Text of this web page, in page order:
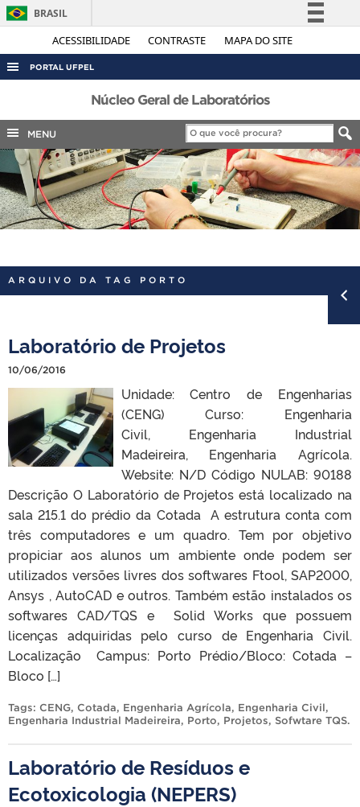
ACESSIBILIDADE CONTRASTE MAPA DO SITE
BRASIL
Simplifique!
Legislação
Canais
PORTAL UFPEL
ACESSO À INFORMAÇÃO
AUDITORIA
COBALTO
CONCURSOS
EDITAIS
INTERNACIONAL
PORTARIAS
Núcleo Geral de Laboratórios
MENU
ARQUIVO DA TAG PORTO
Laboratório de Projetos
10/06/2016
Unidade: Centro de Engenharias
(CENG) Curso: Engenharia
Civil, Engenharia Industrial
Madeireira, Engenharia Agrícola.
Website: N/D Código NULAB: 90188
Descrição O Laboratório de Projetos está localizado na
sala 215.1 do prédio da Cotada A estrutura conta com
três computadores e um quadro. Tem por objetivo
propiciar aos alunos um ambiente onde podem ser
utilizados versões livres dos softwares Ftool, SAP2000,
Ansys , AutoCAD e outros. Também estão instalados os
softwares CAD/TQS e Solid Works que possuem
licenças adquiridas pelo curso de Engenharia Civil.
Localização Campus: Porto Prédio/Bloco: Cotada –
Bloco […]
Tags: CENG, Cotada, Engenharia Agrícola, Engenharia Civil,
Engenharia Industrial Madeireira, Porto, Projetos, Sofwtare TQS.
Laboratório de Resíduos e
Ecotoxicologia (NEPERS)